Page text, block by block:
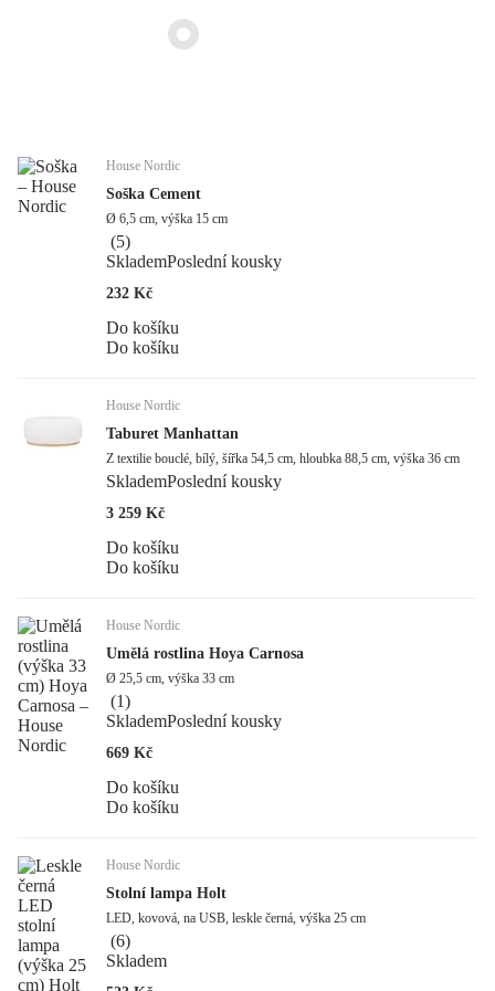
House Nordic
Soška Cement
Ø 6,5 cm, výška 15 cm
(5)
SklademPoslední kousky
232 Kč
Do košíku
Do košíku
House Nordic
Taburet Manhattan
Z textilie bouclé, bílý, šířka 54,5 cm, hloubka 88,5 cm, výška 36 cm
SklademPoslední kousky
3 259 Kč
Do košíku
Do košíku
House Nordic
Umělá rostlina Hoya Carnosa
Ø 25,5 cm, výška 33 cm
(1)
SklademPoslední kousky
669 Kč
Do košíku
Do košíku
House Nordic
Stolní lampa Holt
LED, kovová, na USB, leskle černá, výška 25 cm
(6)
Skladem